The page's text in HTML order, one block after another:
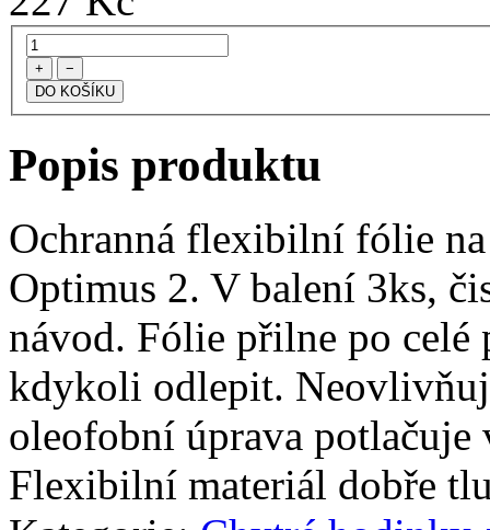
+ −
Popis produktu
Ochranná flexibilní fólie
Optimus 2. V balení 3ks,
návod. Fólie přilne po celé
kdykoli odlepit.
oleofobní úprava
Flexibilní materiál dobře